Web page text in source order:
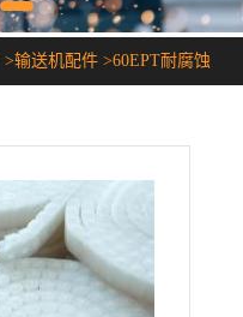
>输送机配件 >60EPT耐腐蚀